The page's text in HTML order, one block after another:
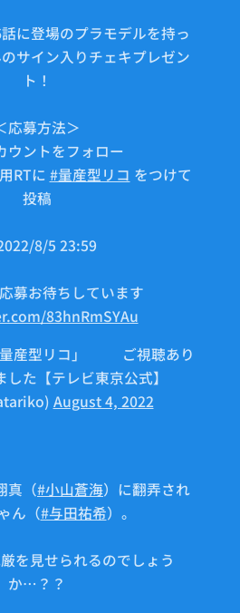
に登場のプラモデルを持っ
サイン入りチェキプレゼン
ト！
応募方法＞
ントをフォロー
RTに #量産型リコ をつけて
投稿
8/5 23:59
募お待ちしています💞
83hnRmSYAu
産型リコ」🤖⚙ご視聴あり
た【テレビ東京公式】
August 4, 2022
真（#小山蒼海）に翻弄され
ん（#与田祐希）。
を見せられるのでしょう
か…？？